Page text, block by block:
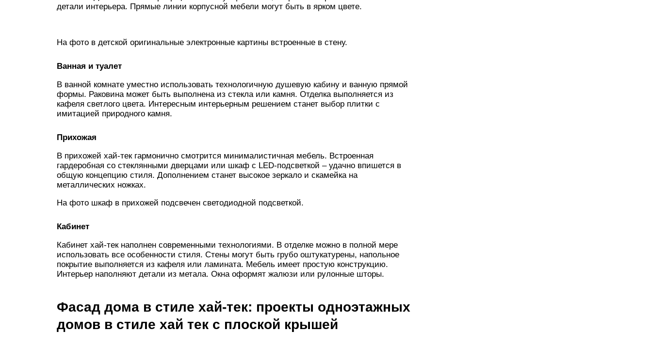
детали интерьера. Прямые линии корпусной мебели могут быть в ярком цвете.
На фото в детской оригинальные электронные картины встроенные в стену.
Ванная и туалет
В ванной комнате уместно использовать технологичную душевую кабину и ванную прямой
формы. Раковина может быть выполнена из стекла или камня. Отделка выполняется из
кафеля светлого цвета. Интересным интерьерным решением станет выбор плитки с
имитацией природного камня.
Прихожая
В прихожей хай-тек гармонично смотрится минималистичная мебель. Встроенная
гардеробная со стеклянными дверцами или шкаф с LED-подсветкой – удачно впишется в
общую концепцию стиля. Дополнением станет высокое зеркало и скамейка на
металлических ножках.
На фото шкаф в прихожей подсвечен светодиодной подсветкой.
Кабинет
Кабинет хай-тек наполнен современными технологиями. В отделке можно в полной мере
использовать все особенности стиля. Стены могут быть грубо оштукатурены, напольное
покрытие выполняется из кафеля или ламината. Мебель имеет простую конструкцию.
Интерьер наполняют детали из метала. Окна оформят жалюзи или рулонные шторы.
Фасад дома в стиле хай-тек: проекты одноэтажных
домов в стиле хай тек с плоской крышей